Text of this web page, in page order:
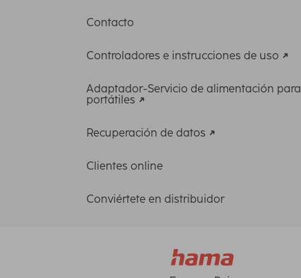
Contacto
Controladores e instrucciones de uso
Adaptador-Servicio de alimentación para
portátiles
Recuperación de datos
Clientes online
Conviértete en distribuidor